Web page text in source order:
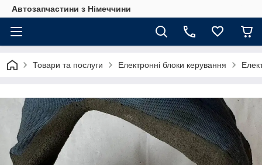
Автозапчастини з Німеччини
Товари та послуги Електронні блоки керування